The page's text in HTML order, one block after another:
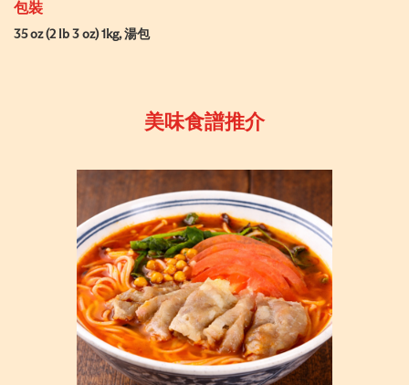
包裝
35 oz (2 lb 3 oz) 1kg, 湯包
美味食譜推介